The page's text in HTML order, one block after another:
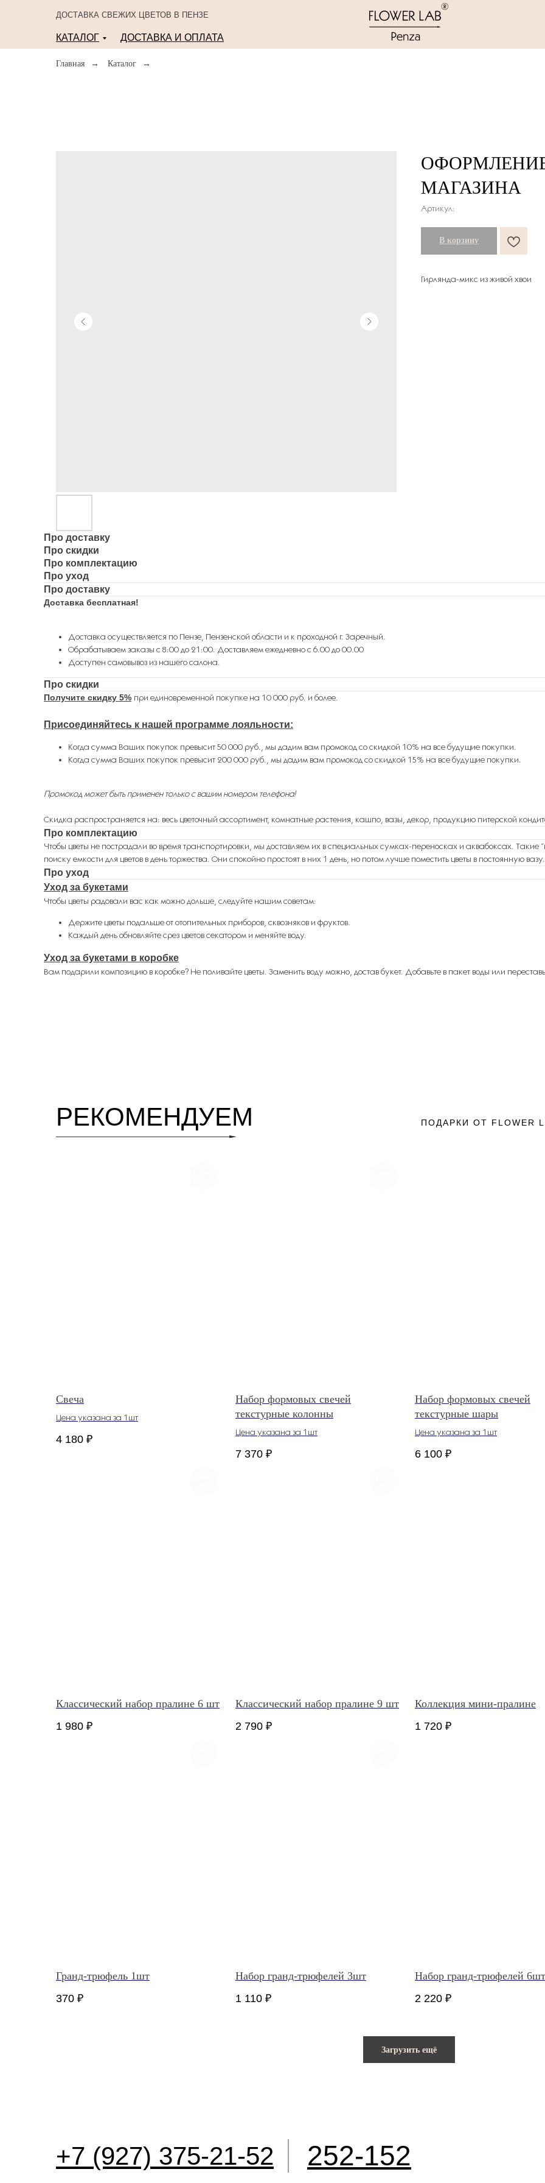
ДОСТАВКА СВЕЖИХ ЦВЕТОВ В ПЕНЗЕ
КАТАЛОГ ДОСТАВКА И ОПЛАТА
Главная → Каталог →
МАГАЗИНА
Артикул:
В корзину
Гирлянда-микс из живой хвои
Про доставку
Про скидки
Про комплектацию
Про уход
Про доставку
Доставка бесплатная!
Доставка осуществляется по Пензе, Пензенской области и к проходной г. Заречный.
Обрабатываем заказы с 8:00 до 21:00. Доставляем ежедневно с 6.00 до 00.00
Доступен самовывоз из нашего салона.
Про скидки
Получите скидку 5% при единовременной покупке на 10 000 руб. и более.
Присоединяйтесь к нашей программе лояльности:
Когда сумма Ваших покупок превысит 50 000 руб., мы дадим вам промокод со скидкой 10% на все будущие покупки.
Когда сумма Ваших покупок превысит 200 000 руб., мы дадим вам промокод со скидкой 15% на все будущие покупки.
Промокод может быть применен только с вашим номером телефона!
Скидка распространяется на: весь цветочный ассортимент, комнатные растения, кашпо, вазы, декор, продукцию питерской
Про комплектацию
Чтобы цветы не пострадали во время транспортировки, мы доставляем их в специальных сумках-переносках и аквабоксах. Такие
поиску емкости для цветов в день торжества. Они спокойно простоят в них 1 день, но потом лучше поместить цветы в постоянную вазу.
Про уход
Уход за букетами
Чтобы цветы радовали вас как можно дольше, следуйте нашим советам:
Держите цветы подальше от отопительных приборов, сквозняков и фруктов.
Каждый день обновляйте срез цветов секатором и меняйте воду.
Уход за букетами в коробке
Вам подарили композицию в коробке? Не поливайте цветы. Заменить воду можно, достав букет. Добавьте в пакет воды или
РЕКОМЕНДУЕМ ПОДАРКИ ОТ FLOWER
Свеча
Цена указана за 1шт
4 180 ₽
Набор формовых свечей
текстурные колонны
Цена указана за 1шт
7 370 ₽
Набор формовых свечей
текстурные шары
Цена указана за 1шт
6 100 ₽
Классический набор пралине 6 шт
1 980 ₽
Классический набор пралине 9 шт
2 790 ₽
Коллекция мини-пралине
1 720 ₽
Гранд-трюфель 1шт
370 ₽
Набор гранд-трюфелей 3шт
1 110 ₽
Набор гранд-трюфелей 6шт
2 220 ₽
Загрузить ещё
+7 (927) 375-21-52 252-152